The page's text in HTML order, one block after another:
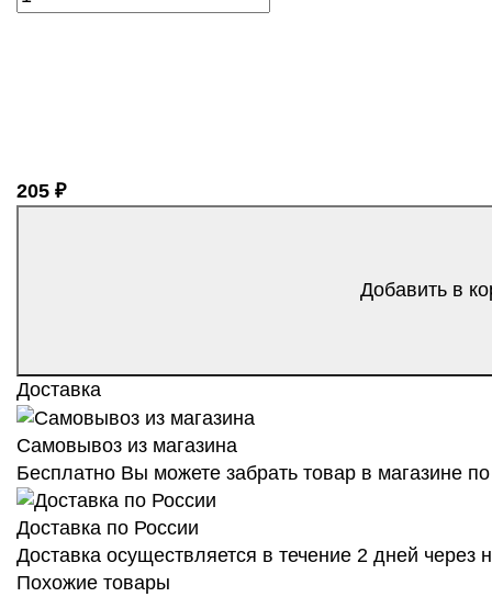
205 ₽
Добавить в
Доставка
Самовывоз из магазина
Бесплатно Вы можете забрать товар в магазине
Доставка по России
Доставка осуществляется в течение 2 дней
Похожие товары